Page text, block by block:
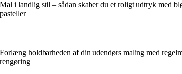
Mal i landlig stil – sådan skaber du et roligt udtryk med
pasteller
Forlæng holdbarheden af din udendørs maling med
rengøring